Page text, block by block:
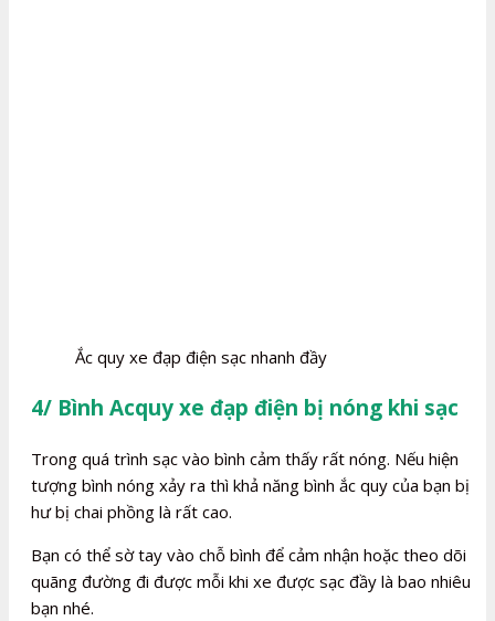
Ắc quy xe đạp điện sạc nhanh đầy
4/ Bình Acquy xe đạp điện bị nóng khi sạc
Trong quá trình sạc vào bình cảm thấy rất nóng. Nếu hiện
tượng bình nóng xảy ra thì khả năng bình ắc quy của bạn bị
hư bị chai phồng là rất cao.
Bạn có thể sờ tay vào chỗ bình để cảm nhận hoặc theo dõi
quãng đường đi được mỗi khi xe được sạc đầy là bao nhiêu
bạn nhé.